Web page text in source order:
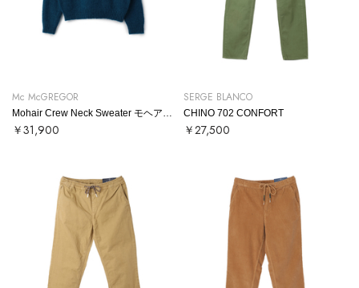
Mc McGREGOR
Mohair Crew Neck Sweater モヘアクルーネックニット
￥31,900
SERGE BLANCO
CHINO 702 CONFORT
￥27,500